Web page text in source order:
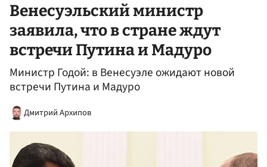
Венесуэльский министр
заявила, что в стране ждут
встречи Путина и Мадуро
Министр Годой: в Венесуэле ожидают новой
встречи Путина и Мадуро
Дмитрий Архипов